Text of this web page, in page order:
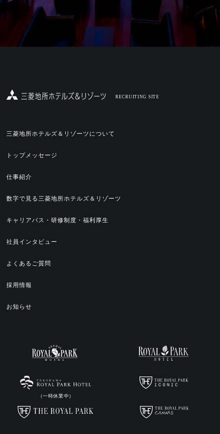
RECRUITING SITE
三菱地所ホテルズ＆リゾーツについて
トップメッセージ
仕事紹介
数字で見る三菱地所ホテルズ＆リゾーツ
キャリアパス・研修制度・福利厚生
社員インタビュー
よくあるご質問
採用情報
お知らせ
（一時休業中）